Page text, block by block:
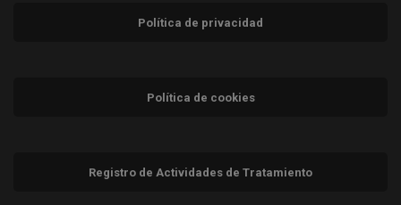
Política de privacidad
Política de cookies
Registro de Actividades de Tratamiento